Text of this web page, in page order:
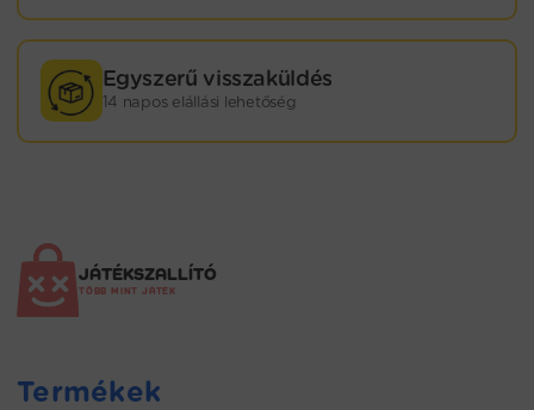
Egyszerű visszaküldés
14 napos elállási lehetőség
JÁTÉKSZALLÍTÓ
TÖBB MINT JÁTÉK
Termékek